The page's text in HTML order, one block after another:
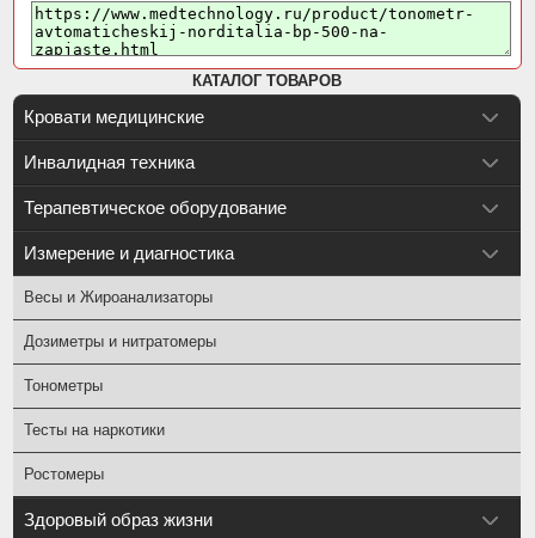
КАТАЛОГ ТОВАРОВ
Кровати медицинские
Инвалидная техника
Терапевтическое оборудование
Измерение и диагностика
Весы и Жироанализаторы
Дозиметры и нитратомеры
Тонометры
Тесты на наркотики
Ростомеры
Здоровый образ жизни